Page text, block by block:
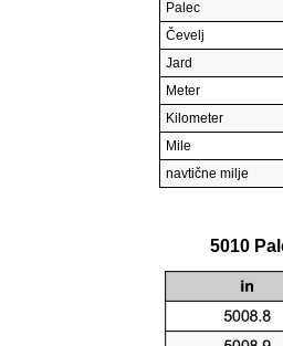
Palec
Čevelj
Jard
Meter
Kilometer
Mile
navtične milje
5010